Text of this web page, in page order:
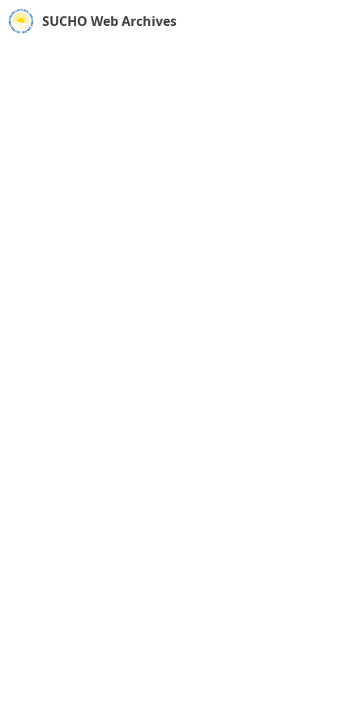
SUCHO Web Archives